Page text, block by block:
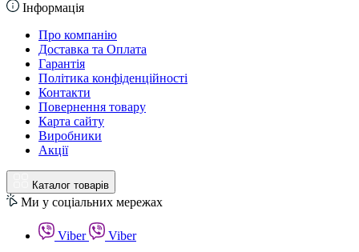
Інформація
Про компанію
Доставка та Оплата
Гарантія
Політика конфіденційності
Контакти
Повернення товару
Карта сайту
Виробники
Акції
Каталог товарів
Ми у соціальних мережах
Viber Viber